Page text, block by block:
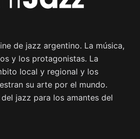
de jazz argentino. La música,
y los protagonistas. La
local y regional y los
su arte por el mundo.
jazz para los amantes del